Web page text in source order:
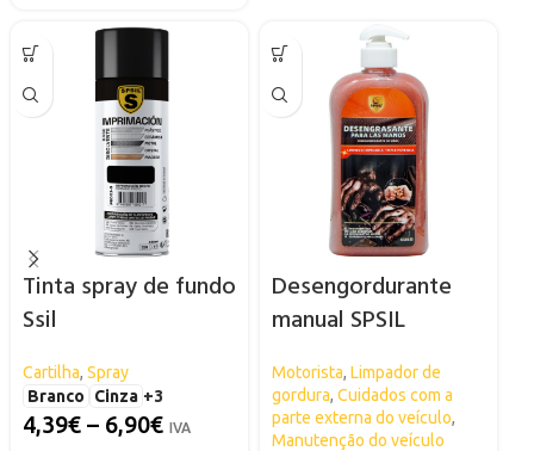
Tinta spray de fundo
Ssil
Cartilha, Spray
Branco
Cinza +3
4,39€ – 6,90€ IVA
Desengordurante
manual SPSIL
Motorista, Limpador de
gordura, Cuidados com a
parte externa do veículo,
Manutenção do veículo